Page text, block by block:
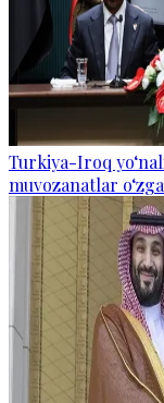
Turkiya-Iroq
muvozanatlar